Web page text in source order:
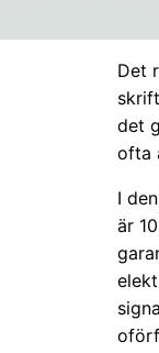
Det
det
ofta
I
är